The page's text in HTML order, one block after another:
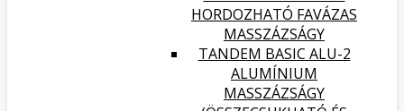
HORDOZHATÓ FAVÁZAS
MASSZÁZSÁGY
TANDEM BASIC ALU-2
ALUMÍNIUM
MASSZÁZSÁGY